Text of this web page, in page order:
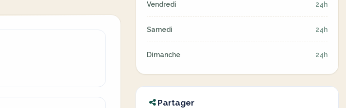
Vendredi 24h
Samedi 24h
Dimanche 24h
Partager